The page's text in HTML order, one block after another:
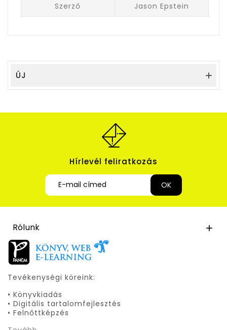
Szerző
Jason Epstein
ÚJ 
Hírlevél feliratkozás
Rólunk 
Tevékenységi köreink:
• Könyvkiadás
• Digitális tartalomfejlesztés
• Felnőttképzés